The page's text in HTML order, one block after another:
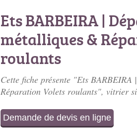
Ets BARBEIRA |
métalliques &
roulants
Cette fiche présente "Ets
Réparation Volets roulants", vitrier
Demande de devis en ligne